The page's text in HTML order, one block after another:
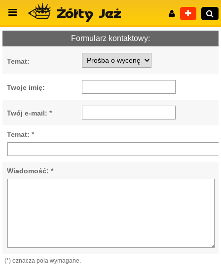
Formularz kontaktowy:
Temat:
Twoje imię:
Twój e-mail: *
Temat: *
Wiadomość: *
(*) oznacza pola wymagane.